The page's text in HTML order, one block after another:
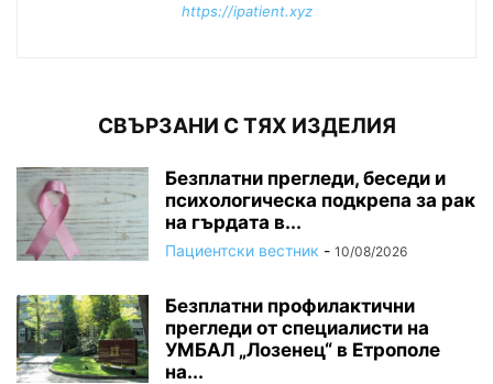
https://ipatient.xyz
СВЪРЗАНИ С ТЯХ ИЗДЕЛИЯ
Безплатни прегледи, беседи и
психологическа подкрепа за рак
на гърдата в...
Пациентски вестник - 10/08/2026
Безплатни профилактични
прегледи от специалисти на
УМБАЛ „Лозенец“ в Етрополе
на...